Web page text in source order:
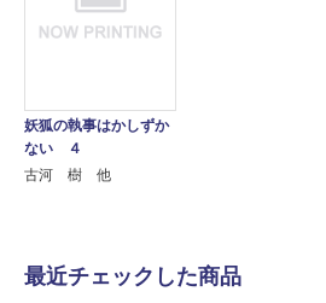
妖狐の執事はかしずか
ない ４
古河 樹 他
最近チェックした商品